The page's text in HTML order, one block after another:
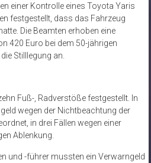
einer Kontrolle eines Toyota Yaris
festgestellt, dass das Fahrzeug
Die Beamten erhoben eine
420 Euro bei dem 50-jährigen
Stilllegung an.
Fuß-, Radverstöße festgestellt. In
wegen der Nichtbeachtung der
in drei Fällen wegen einer
Ablenkung.
und -führer mussten ein Verwarngeld